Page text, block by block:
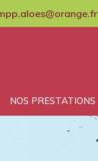
NOS PRESTATIONS